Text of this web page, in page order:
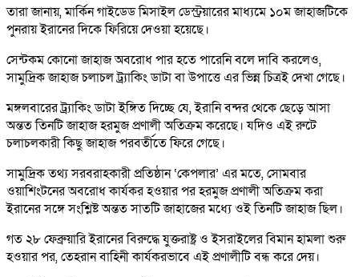
তারা জানায়, মার্কিন গাইডেড মিসাইল ডেস্ট্রয়ারের মাধ্যমে ১০ম জাহাজটিকে
পুনরায় ইরানের দিকে ফিরিয়ে দেওয়া হয়েছে।
সেন্টকম কোনো জাহাজ অবরোধ পার হতে পারেনি বলে দাবি করলেও,
সামুদ্রিক জাহাজ চলাচল ট্র্যাকিং ডাটা বা উপাত্তে এর ভিন্ন চিত্রই দেখা গেছে।
মঙ্গলবারের ট্র্যাকিং ডাটা ইঙ্গিত দিচ্ছে যে, ইরানি বন্দর থেকে ছেড়ে আসা
অন্তত তিনটি জাহাজ হরমুজ প্রণালী অতিক্রম করেছে। যদিও এই রুটে
চলাচলকারী কিছু জাহাজ পরবর্তীতে ফিরে গেছে।
সামুদ্রিক তথ্য সরবরাহকারী প্রতিষ্ঠান ‘কেপলার’ এর মতে, সোমবার
ওয়াশিংটনের অবরোধ কার্যকর হওয়ার পর হরমুজ প্রণালী অতিক্রম করা
ইরানের সঙ্গে সংশ্লিষ্ট অন্তত সাতটি জাহাজের মধ্যে ওই তিনটি জাহাজ ছিল।
গত ২৮ ফেব্রুয়ারি ইরানের বিরুদ্ধে যুক্তরাষ্ট্র ও ইসরাইলের বিমান হামলা শুরু
হওয়ার পর, তেহরান বাহিনী কার্যকরভাবে এই প্রণালীটি বন্ধ করে দেয়।